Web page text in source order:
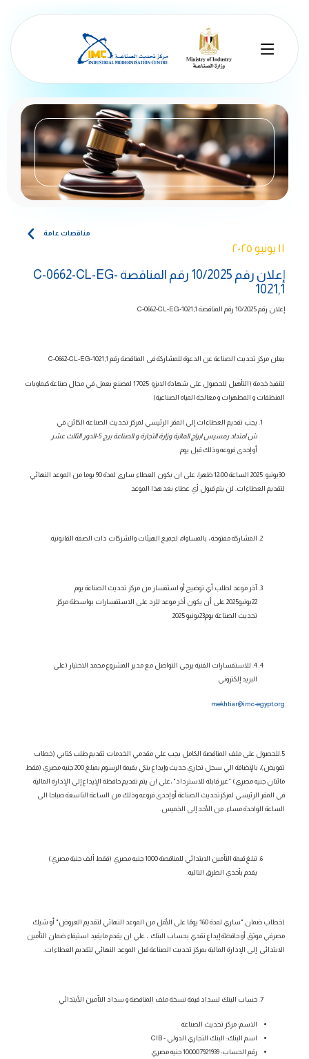
مناقصات عامة
١١ يونيو ٢٠٢٥
إعلان رقم 10/2025 رقم المناقصة C-0662-CL-EG-
1021,1
إعلان رقم 10/2025 رقم المناقصة C-0662-CL-EG-1021,1
يعلن مركز تحديث الصناعة عن الدعوة للمشاركة فى المناقصة رقم C-0662-CL-EG-1021,1
لتنفيذ خدمة (
التأهيل للحصول على شهادة الايزو 17025 لمصنع يعمل في مجال صناعة كيماويات
المنظفات و المطهرات و معالجة المياه الصناعية)
يجب تقديم العطاءات إلى المقر الرئيسي لمركز تحديث الصناعة الكائن في
ش امتداد رمسيس ابراج المالية وزارة التجارة و الصناعة برج 5-الدور الثالث عشر
أوإحدى فروعه وذلك قبل يوم
30يونيو 2025 الساعة12:00 ظهرا،
على ان يكون العطاء سارى لمدة 90 يوما من الموعد النهائي
لتقديم العطاءات. لن يتم قبول أي عطاء بعد هذا الموعد
المشاركة مفتوحة ، بالمساواة، لجميع الهيئات والشركات ذات الصفة القانونية.
آخر موعد لطلب أي توضيح أو استفسار من مركز تحديث الصناعة يوم
22يونيو2025
على أن يكون أخر موعد للرد على الاستفسارات بواسطة مركز
تحديث الصناعة يوم23يونيو 2025
4. للاستفسارات الفنية يرجى التواصل مع مدير المشروع محمد الاختيار (على
البريد إلكتروني
mekhtiar@imc-egypt.org
5.للحصول على ملف المناقصة الكامل يجب علي مقدمي الخدمات تقديم طلب كتابي (خطاب
تفويض)، بالإضافة الي سجل تجاري حديث وإيداع بنكي بقيمة الرسوم بمبلغ 200
جنيه مصري (فقط
مائتان جنيهمصري) “غير قابلة للاسترداد" ،على ان يتم تقديم حافظة الإيداع إلى الإدارة المالية
في المقر الرئيسي لمركزتحديث الصناعة أو إحدى فروعهوذلك من الساعة التاسعة صباحا الى
الساعة الواحدة مساء، من الأحد إلى الخميس.
تبلغ قيمة التأمين الابتدائي للمناقصة1000 جنيه مصري (فقط ألف جنية مصري)
يقدم بأحدي الطرق التاليه:
(خطاب ضمان "ساري لمدة 160 يومًا على الأقل من الموعد النهائي لتقديم العروض" أو شيك
مصرفي موثق أو حافظة إيداع نقدي بحساب البنك ، علي ان يقدم مايفيد استيفاء ضمان التأمين
الابتدائى إلى الإدارة المالية بمركز تحديث الصناعة قبل الموعد النهائي لتقديم العطاءات.
حساب البنك لسداد قيمة نسخة ملف المناقصة و سداد التأمين الأبتدائي
الاسم: مركز تحديث الصناعة
اسم البنك: البنك التجاري الدولي - CIB
رقم الحساب: 100007921939 جنيه مصري